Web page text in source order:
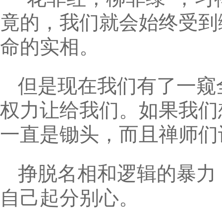
竟的，我们就会始终受
命的实相。
但是现在我们有了一
权力让给我们。如果我
一直是锄头，而且禅师
挣脱名相和逻辑的暴
自己起分别心。